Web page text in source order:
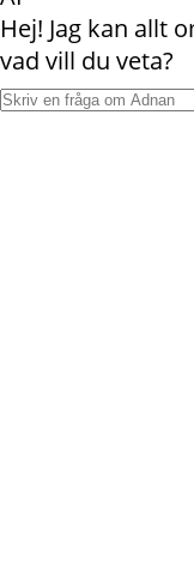
Hej! Jag kan allt
vad vill du veta?